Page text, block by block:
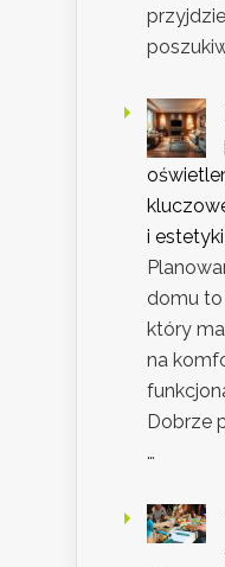
i estetyki
domu
który
na
Dobrze
…